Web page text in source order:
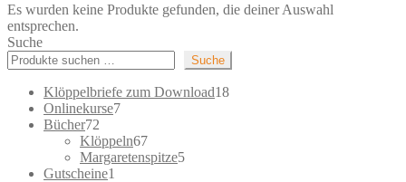
Es wurden keine Produkte gefunden, die deiner Auswahl
entsprechen.
Suche
Suche
Klöppelbriefe zum Download1818
Onlinekurse77
Bücher72
Produkte
Klöppeln6767
Produkte
Margaretenspitze55
Gutscheine1